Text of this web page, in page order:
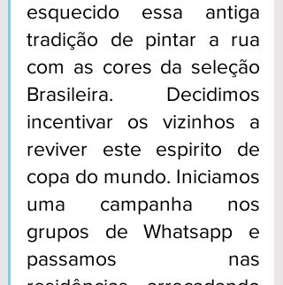
esquecido essa antiga
tradição de pintar a rua
com as cores da seleção
Brasileira. Decidimos
incentivar os vizinhos a
reviver este espirito de
copa do mundo. Iniciamos
uma campanha nos
grupos de Whatsapp e
passamos nas